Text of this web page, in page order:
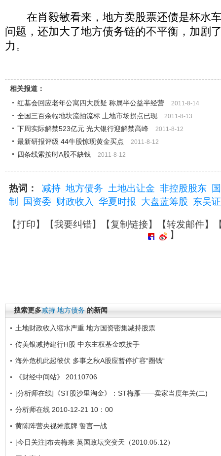
在肖毅敏看来，地方卖股票还债是杯水
问题，还加大了地方债务链的不平衡，加剧
力。
相关报道：
红基会回应老年公寓四大质疑 称属半公益半经营
2011-8-14
全国三百余幅地块流拍流标 土地市场拐点已现 2011-8-13
下周实际解禁523亿元 光大银行迎解禁高峰 2011-8-12
最新研报评级 44牛股惊现黄金买点 2011-8-12
四条线索按时A股不缺钱 2011-8-12
热词： 减持 地方债务 土地出让金 非控股股东
制
国资委 财政收入 华夏时报 大盘蓝筹股 东吴
【打印】【我要纠错】【复制链接】【转发邮件】
】
搜索更多减持 地方债务 的新闻
土地财政收入缩水严重 地方国资密集减持股票
传美银减持建行H股 中东主权基金或接手
海外危机此起彼伏 多事之秋A股应暂停扩容“圈钱“
《财经中间站》 20110706
[分析师在线]《ST股沙里淘金》：ST梅雁——卖家当度年关(二)
分析师在线 2010-12-21 10：00
黄陈阵营央视摊底牌 誓言一战
[今日关注]布去梅来 英国政坛突变天（2010.05.12）